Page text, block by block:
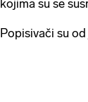
kojima su se
Popisivači su